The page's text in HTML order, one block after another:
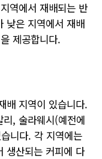
역에서 재배되는 반
낮은 지역에서 재배
제공합니다.
배 지역이 있습니다.
, 술라웨시(예전에
니다. 각 지역에는
생산되는 커피에 다